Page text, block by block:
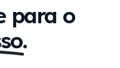
para o